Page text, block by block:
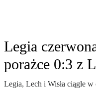
Legia
porażce 0:3 z
Legia, Lech i Wisła ciągle